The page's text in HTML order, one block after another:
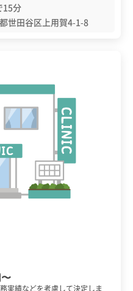
15分
世田谷区上用賀4-1-8
〜
実績などを考慮して決定しま